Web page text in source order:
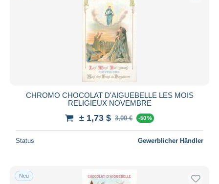
CHROMO CHOCOLAT D'AIGUEBELLE LES MOIS
RELIGIEUX NOVEMBRE
± 1,73 $ 3,00 € -50 %
Status Gewerblicher Händler
Neu